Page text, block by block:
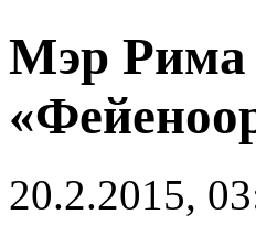
Мэр Рима
20.2.2015,